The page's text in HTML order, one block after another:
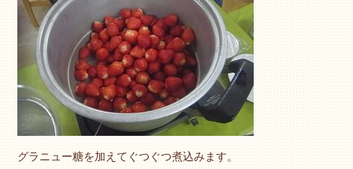
グラニュー糖を加えてぐつぐつ煮込みます。